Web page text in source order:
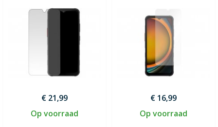
€ 21,99
Op voorraad
€ 16,99
Op voorraad